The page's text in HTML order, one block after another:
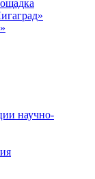
научно-